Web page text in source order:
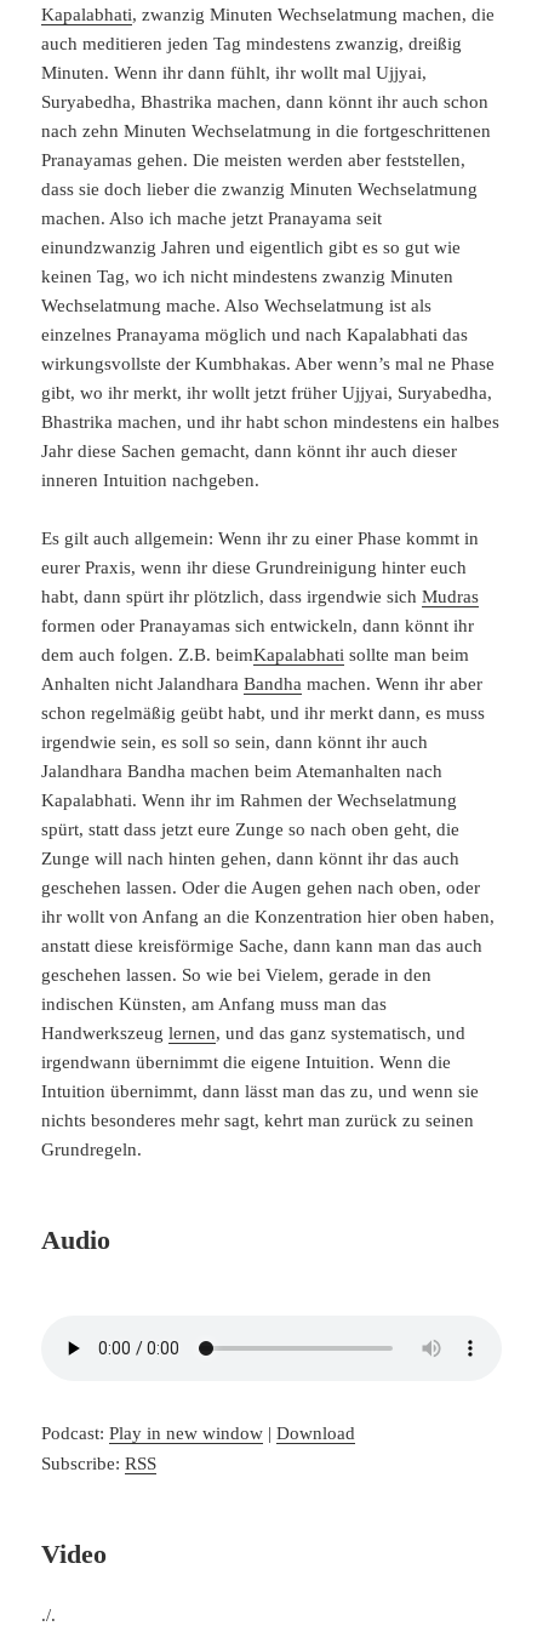
Kapalabhati, zwanzig Minuten Wechselatmung machen, die
auch meditieren jeden Tag mindestens zwanzig, dreißig
Minuten. Wenn ihr dann fühlt, ihr wollt mal Ujjyai,
Suryabedha, Bhastrika machen, dann könnt ihr auch schon
nach zehn Minuten Wechselatmung in die fortgeschrittenen
Pranayamas gehen. Die meisten werden aber feststellen,
dass sie doch lieber die zwanzig Minuten Wechselatmung
machen. Also ich mache jetzt Pranayama seit
einundzwanzig Jahren und eigentlich gibt es so gut wie
keinen Tag, wo ich nicht mindestens zwanzig Minuten
Wechselatmung mache. Also Wechselatmung ist als
einzelnes Pranayama möglich und nach Kapalabhati das
wirkungsvollste der Kumbhakas. Aber wenn’s mal ne Phase
gibt, wo ihr merkt, ihr wollt jetzt früher Ujjyai, Suryabedha,
Bhastrika machen, und ihr habt schon mindestens ein halbes
Jahr diese Sachen gemacht, dann könnt ihr auch dieser
inneren Intuition nachgeben.
Es gilt auch allgemein: Wenn ihr zu einer Phase kommt in
eurer Praxis, wenn ihr diese Grundreinigung hinter euch
habt, dann spürt ihr plötzlich, dass irgendwie sichMudras
formen oder Pranayamas sich entwickeln, dann könnt ihr
dem auch folgen. Z.B. beimKapalabhati sollte man beim
Anhalten nicht JalandharaBandha machen. Wenn ihr aber
schon regelmäßig geübt habt, und ihr merkt dann, es muss
irgendwie sein, es soll so sein, dann könnt ihr auch
Jalandhara Bandha machen beim Atemanhalten nach
Kapalabhati. Wenn ihr im Rahmen der Wechselatmung
spürt, statt dass jetzt eure Zunge so nach oben geht, die
Zunge will nach hinten gehen, dann könnt ihr das auch
geschehen lassen. Oder die Augen gehen nach oben, oder
ihr wollt von Anfang an die Konzentration hier oben haben,
anstatt diese kreisförmige Sache, dann kann man das auch
geschehen lassen. So wie bei Vielem, gerade in den
indischen Künsten, am Anfang muss man das
Handwerkszeuglernen, und das ganz systematisch, und
irgendwann übernimmt die eigene Intuition. Wenn die
Intuition übernimmt, dann lässt man das zu, und wenn sie
nichts besonderes mehr sagt, kehrt man zurück zu seinen
Grundregeln.
Audio
Podcast:Play in new window |Download
Subscribe:RSS
Video
./.